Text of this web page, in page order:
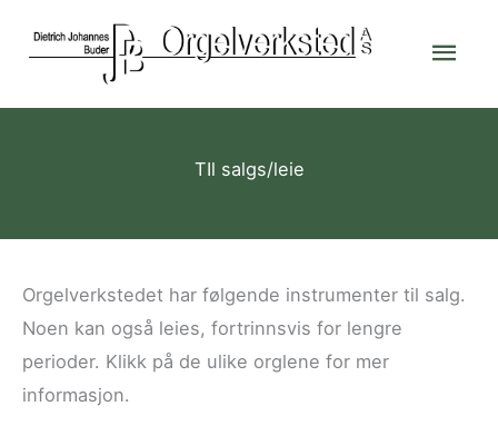
TIl salgs/leie
Orgelverkstedet har følgende instrumenter til salg.
Noen kan også leies, fortrinnsvis for lengre
perioder. Klikk på de ulike orglene for mer
informasjon.